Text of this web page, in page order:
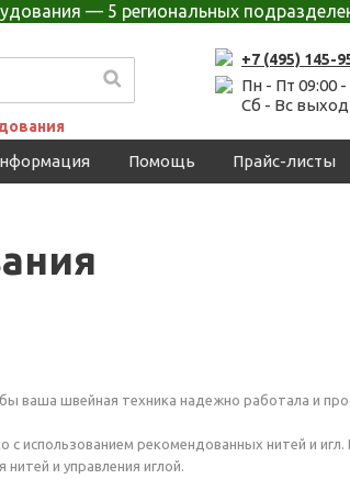
— 5 региональных
+7 (495) 145-
Пн - Пт 09:00 -
Сб - Вс
Помощь Прайс-листы
ваша швейная техника надежно работала и
с использованием рекомендованных нитей и
нитей и управления иглой.